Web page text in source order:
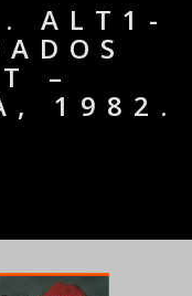
ALT1-
–
1982.